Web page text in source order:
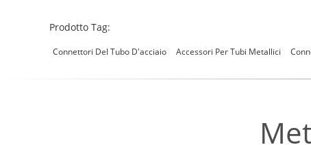
Prodotto Tag:
Connettori Del Tubo D'acciaio Accessori Per Tubi Metallici